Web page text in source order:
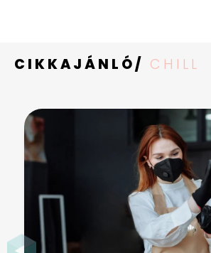
CIKKAJÁNLÓ/ CHILL